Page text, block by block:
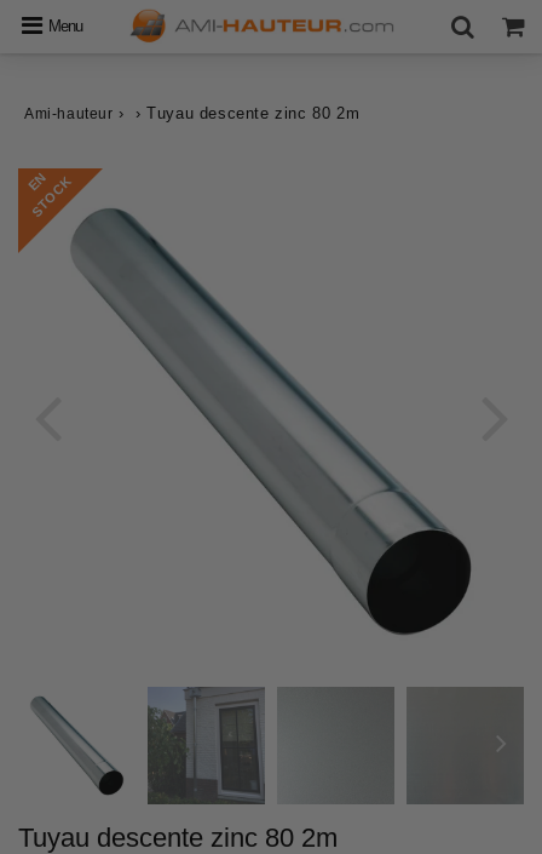
Menu
Ami-hauteur › › Tuyau descente zinc 80 2m
E
N
S
T
O
C
K
Tuyau descente zinc 80 2m